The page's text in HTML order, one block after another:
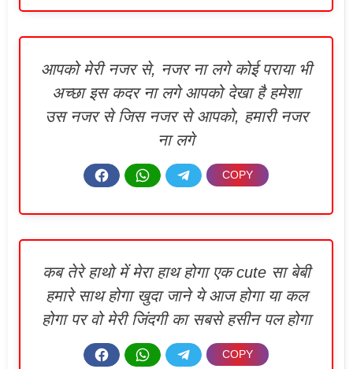
आपको मेरी नजर से, नजर ना लगे कोई पराया भी
अच्छा इस कदर ना लगे आपको देखा है हमेशा
उस नजर से जिस नजर से आपको, हमारी नजर
ना लगे
कब तेरे हाथो में मेरा हाथ होगा एक cute सा बेबी
हमारे साथ होगा खुदा जाने ये आज होगा या कल
होगा पर वो मेरी जिंदगी का सबसे हसीन पल होगा